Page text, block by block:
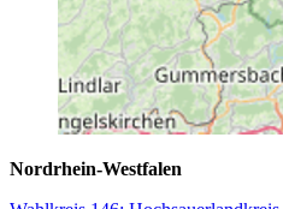
Nordrhein-Westfalen